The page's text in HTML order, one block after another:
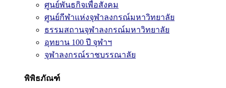
ศูนย์พันธกิจเพื่อสังคม
ศูนย์กีฬาแห่งจุฬาลงกรณ์มหาวิทยาลัย
ธรรมสถานจุฬาลงกรณ์มหาวิทยาลัย
อุทยาน 100 ปี จุฬาฯ
จุฬาลงกรณ์ราชบรรณาลัย
พิพิธภัณฑ์